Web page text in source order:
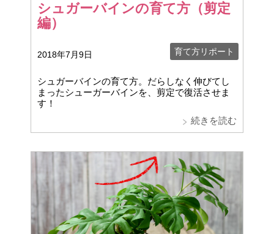
シュガーバインの育て方（剪定
編）
2018年7月9日 育て方リポート
シュガーバインの育て方。だらしなく伸びてし
まったシューガーバインを、剪定で復活させま
す！
続きを読む